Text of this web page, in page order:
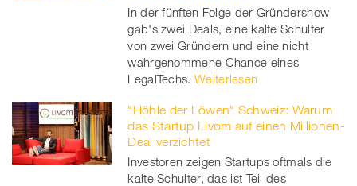
In der fünften Folge der Gründershow
gab's zwei Deals, eine kalte Schulter
von zwei Gründern und eine nicht
wahrgenommene Chance eines
LegalTechs. Weiterlesen
"Höhle der Löwen" Schweiz: Warum
das Startup Livom auf einen Millionen-
Deal verzichtet
Investoren zeigen Startups oftmals die
kalte Schulter, das ist Teil des